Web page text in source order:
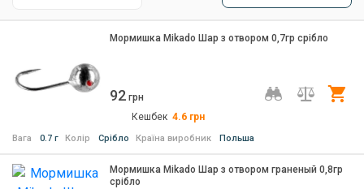
Мормишка Mikado Шар з отвором 0,7гр срiбло
92 грн
Кешбек4.6 грн
Вага 0.7 г Колір Срібло Країна виробник Польша
Мормишка Mikado Шар з отвором граненый 0,8гр
срiбло